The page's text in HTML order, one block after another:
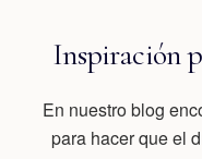
Inspiración
En nuestro blog
para hacer que el